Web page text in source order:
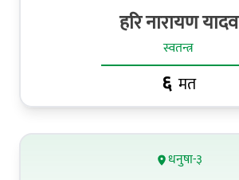
हरि नारायण यादव
स्वतन्त्र
६ मत
धनुषा-३